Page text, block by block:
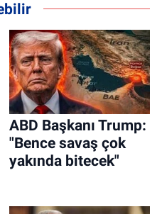
ABD Başkanı Trump:
"Bence savaş çok
yakında bitecek"